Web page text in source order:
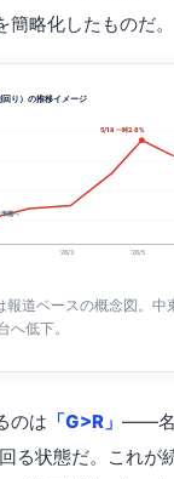
略化したものだ。
り）の推移イメージ
5/18 一時2.8%
'26/3 '26/5
準圏へ
報道ベースの概念図。中
へ低下。
のは 「G>R」 ——名
る状態だ。これが